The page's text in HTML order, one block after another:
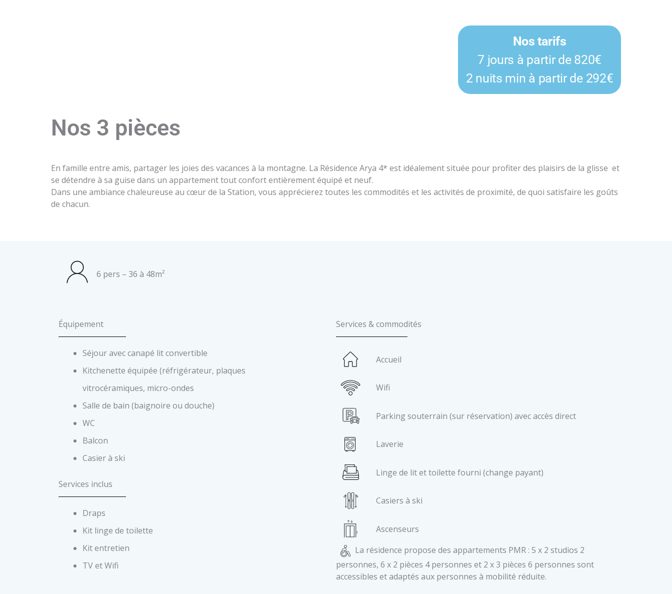
Nos tarifs
7 jours à partir de 820€
2 nuits min à partir de 292€
Nos 3 pièces
En famille entre amis, partager les joies des vacances à la montagne. La Résidence Arya 4* est idéalement située pour profiter des plaisirs de la glisse et
se détendre à sa guise dans un appartement tout confort entièrement équipé et neuf.
Dans une ambiance chaleureuse au cœur de la Station, vous apprécierez toutes les commodités et les activités de proximité, de quoi satisfaire les goûts
de chacun.
6 pers – 36 à 48m²
Équipement
Séjour avec canapé lit convertible
Kitchenette équipée (réfrigérateur, plaques
vitrocéramiques, micro-ondes
Salle de bain (baignoire ou douche)
WC
Balcon
Casier à ski
Services inclus
Draps
Kit linge de toilette
Kit entretien
TV et Wifi
Services & commodités
Accueil
Wifi
Parking souterrain (sur réservation) avec accès direct
Laverie
Linge de lit et toilette fourni (change payant)
Casiers à ski
Ascenseurs
La résidence propose des appartements PMR : 5 x 2 studios 2
personnes, 6 x 2 pièces 4 personnes et 2 x 3 pièces 6 personnes sont
accessibles et adaptés aux personnes à mobilité réduite.